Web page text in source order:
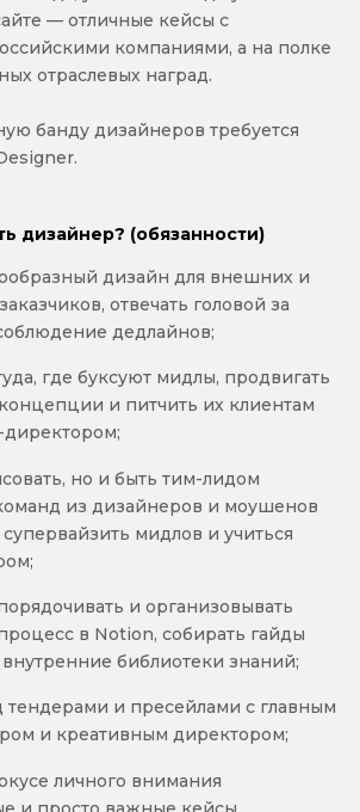
— отличные кейсы с
компаниями, а на полке
отраслевых наград.
банду дизайнеров требуется
дизайнер? (обязанности)
дизайн для внешних и
отвечать головой за
дедлайнов;
где буксуют мидлы, продвигать
и питчить их клиентам
директором;
но и быть тим-лидом
из дизайнеров и моушенов
супервайзить мидлов и учиться
и организовывать
в Notion, собирать гайды
внутренние библиотеки знаний;
тендерами и пресейлами с главным
и креативным директором;
личного внимания